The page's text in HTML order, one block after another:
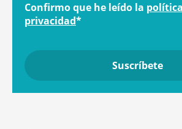
Confirmo que he leído la
privacidad*